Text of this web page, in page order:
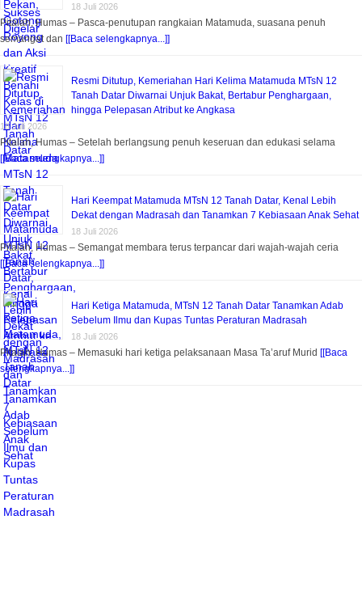
18 Juli 2026
Pitalah, Humas – Pasca-penutupan rangkaian Matamuda, suasana penuh
semangat dan [[Baca selengkapnya...]]
Resmi Ditutup, Kemeriahan Hari Kelima Matamuda MTsN 12
Tanah Datar Diwarnai Unjuk Bakat, Bertabur Penghargaan,
hingga Pelepasan Atribut ke Angkasa
18 Juli 2026
Pitalah, Humas – Setelah berlangsung penuh keseruan dan edukasi selama
[[Baca selengkapnya...]]
Hari Keempat Matamuda MTsN 12 Tanah Datar, Kenal Lebih
Dekat dengan Madrasah dan Tanamkan 7 Kebiasaan Anak Sehat
18 Juli 2026
Pitalah, Humas – Semangat membara terus terpancar dari wajah-wajah ceria
[[Baca selengkapnya...]]
Hari Ketiga Matamuda, MTsN 12 Tanah Datar Tanamkan Adab
Sebelum Ilmu dan Kupas Tuntas Peraturan Madrasah
18 Juli 2026
Pitalah, Humas – Memasuki hari ketiga pelaksanaan Masa Ta’aruf Murid [[Baca
selengkapnya...]]